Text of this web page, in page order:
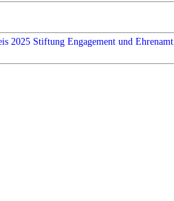
2025 Stiftung Engagement und Ehrenamt